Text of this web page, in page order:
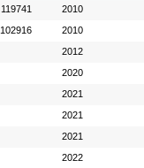
119741 2010
102916 2010
2012
2020
2021
2021
2021
2022